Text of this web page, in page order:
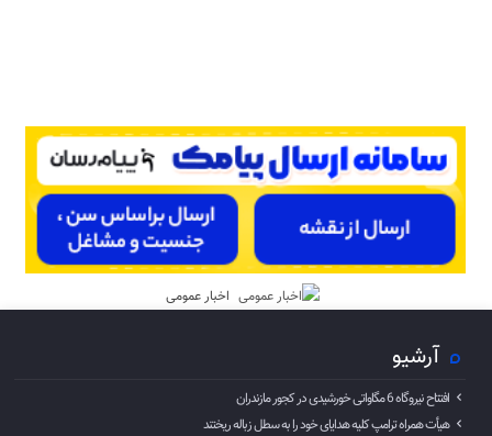
اخبار عمومی
آرشیو
افتتاح نیروگاه 6 مگاواتی خورشیدی در کجور مازندران
هیأت همراه ترامپ کلیه هدایای خود را به سطل زباله ریختند